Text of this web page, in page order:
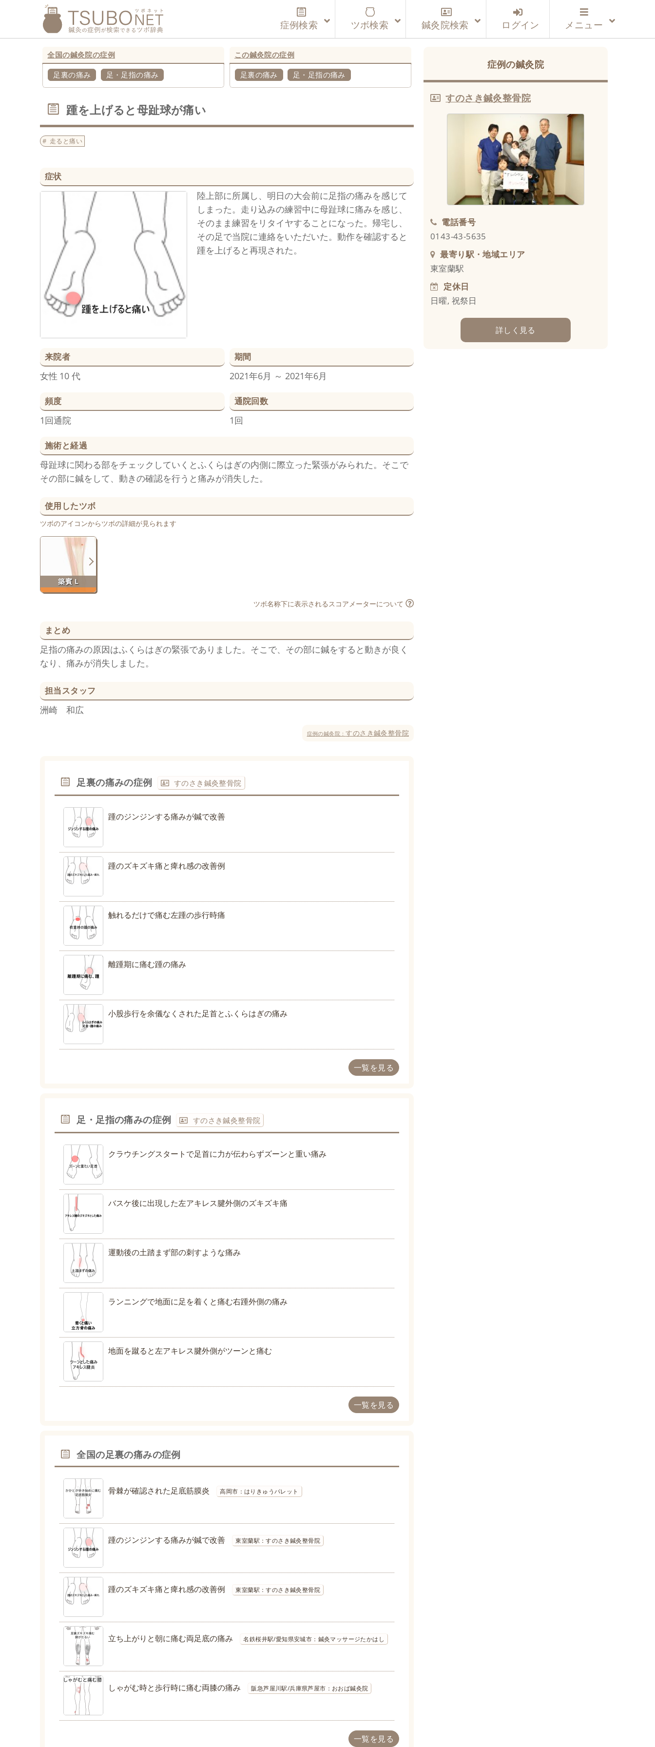
症例検索 ツボ検索 鍼灸院検索 ログイン メニュー
全国の鍼灸院の症例
足裏の痛み 足・足指の痛み
この鍼灸院の症例
足裏の痛み 足・足指の痛み
踵を上げると母趾球が痛い
走ると痛い
症状
陸上部に所属し、明日の大会前に足指の痛みを感じて
しまった。走り込みの練習中に母趾球に痛みを感じ、
そのまま練習をリタイヤすることになった。帰宅し、
その足で当院に連絡をいただいた。動作を確認すると
踵を上げると再現された。
来院者
女性 10 代
期間
2021年6月 ～ 2021年6月
頻度
1回通院
通院回数
1回
施術と経過
母趾球に関わる部をチェックしていくとふくらはぎの内側に際立った緊張がみられた。そこで
その部に鍼をして、動きの確認を行うと痛みが消失した。
使用したツボ
ツボのアイコンからツボの詳細が見られます
築賓 L
ツボ名称下に表示されるスコアメーターについて
まとめ
足指の痛みの原因はふくらはぎの緊張でありました。そこで、その部に鍼をすると動きが良く
なり、痛みが消失しました。
担当スタッフ
洲崎 和広
症例の鍼灸院：すのさき鍼灸整骨院
足裏の痛みの症例 すのさき鍼灸整骨院
踵のジンジンする痛みが鍼で改善
踵のズキズキ痛と痺れ感の改善例
触れるだけで痛む左踵の歩行時痛
離踵期に痛む踵の痛み
小股歩行を余儀なくされた足首とふくらはぎの痛み
一覧を見る
足・足指の痛みの症例 すのさき鍼灸整骨院
クラウチングスタートで足首に力が伝わらずズーンと重い痛み
バスケ後に出現した左アキレス腱外側のズキズキ痛
運動後の土踏まず部の刺すような痛み
ランニングで地面に足を着くと痛む右踵外側の痛み
地面を蹴ると左アキレス腱外側がツーンと痛む
一覧を見る
全国の足裏の痛みの症例
骨棘が確認された足底筋膜炎 高岡市：はりきゅうパレット
踵のジンジンする痛みが鍼で改善 東室蘭駅：すのさき鍼灸整骨院
踵のズキズキ痛と痺れ感の改善例 東室蘭駅：すのさき鍼灸整骨院
立ち上がりと朝に痛む両足底の痛み 名鉄桜井駅/愛知県安城市：鍼灸マッサージたかはし
しゃがむ時と歩行時に痛む両膝の痛み 阪急芦屋川駅/兵庫県芦屋市：おおば鍼灸院
一覧を見る
症例の鍼灸院
すのさき鍼灸整骨院
電話番号
0143-43-5635
最寄り駅・地域エリア
東室蘭駅
定休日
日曜, 祝祭日
詳しく見る